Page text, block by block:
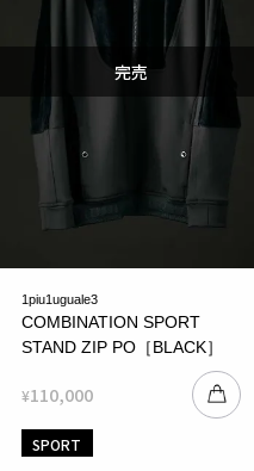
1piu1uguale3
COMBINATION SPORT
STAND ZIP PO［BLACK］
¥110,000
SPORT